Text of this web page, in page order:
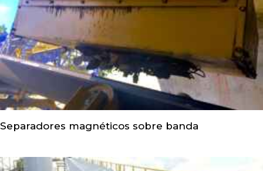
Separadores magnéticos sobre banda